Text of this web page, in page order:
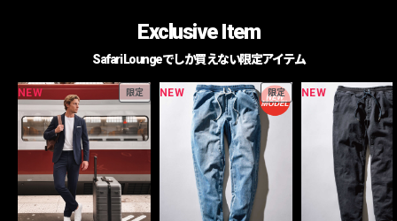
Exclusive Item
Safari Loungeでしか買えない限定アイテム
NEW 限定 NEW 限定 NEW